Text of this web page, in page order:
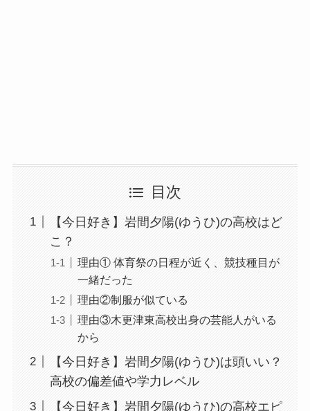
目次
【今日好き】岩間夕陽(ゆうひ)の高校はど
こ？
理由① 体育祭の日程が近く、競技種目が
一緒だった
理由②制服が似ている
理由③木更津東高校出身の芸能人がいる
から
【今日好き】岩間夕陽(ゆうひ)は頭いい？
高校の偏差値や学力レベル
【今日好き】岩間夕陽(ゆうひ)の高校エピ